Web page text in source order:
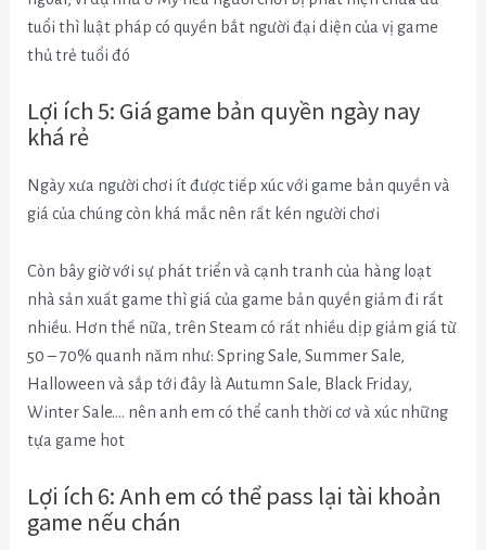
tuổi thì luật pháp có quyền bắt người đại diện của vị game
thủ trẻ tuổi đó
Lợi ích 5: Giá game bản quyền ngày nay
khá rẻ
Ngày xưa người chơi ít được tiếp xúc với game bản quyền và
giá của chúng còn khá mắc nên rất kén người chơi
Còn bây giờ với sự phát triển và cạnh tranh của hàng loạt
nhà sản xuất game thì giá của game bản quyền giảm đi rất
nhiều. Hơn thế nữa, trên Steam có rất nhiều dịp giảm giá từ
50 – 70% quanh năm như: Spring Sale, Summer Sale,
Halloween và sắp tới đây là Autumn Sale, Black Friday,
Winter Sale…. nên anh em có thể canh thời cơ và xúc những
tựa game hot
Lợi ích 6: Anh em có thể pass lại tài khoản
game nếu chán